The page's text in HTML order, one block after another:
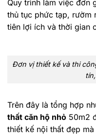
Quy trình làm việc đơn
thủ tục phức tạp, rườm
tiên lợi ích và thời gian
Đơn vị thiết kế và thi
Trên đây là tổng hợp
thất căn hộ nhỏ 50m2
thiết kế nội thất đẹp